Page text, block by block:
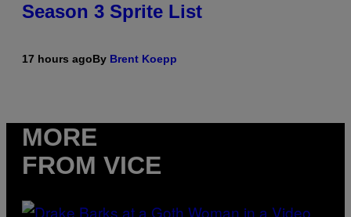
Season 3 Sprite List
17 hours agoBy Brent Koepp
MORE
FROM VICE